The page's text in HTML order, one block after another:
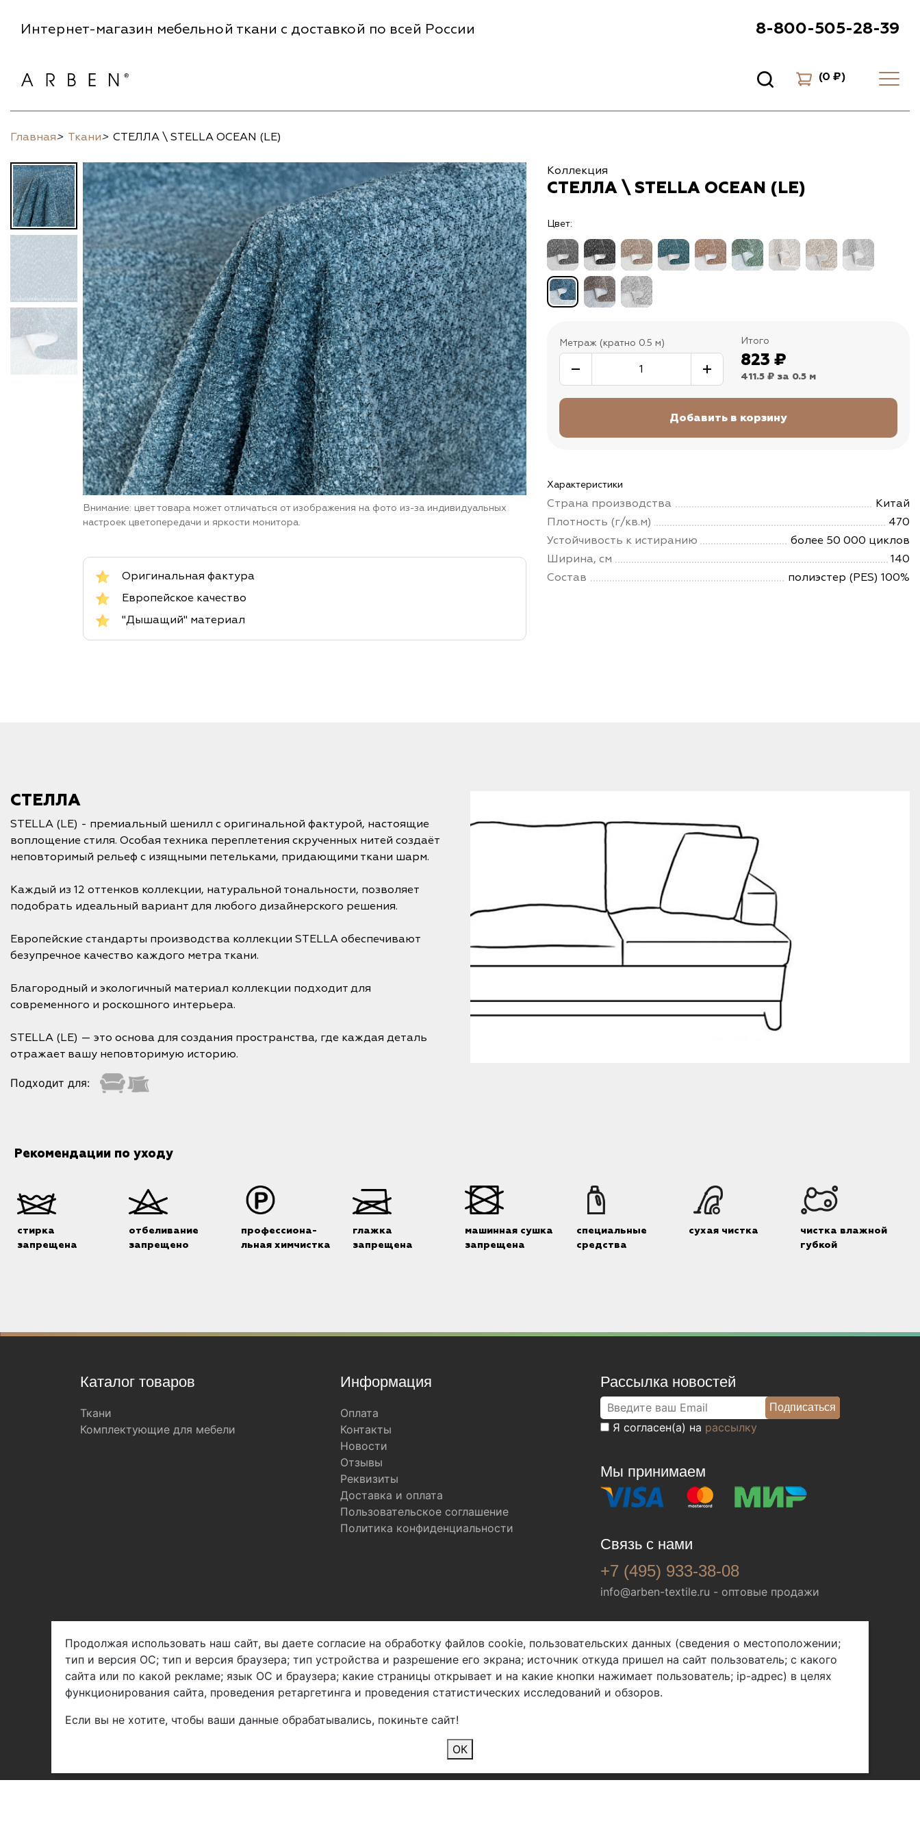
Интернет-магазин мебельной ткани с доставкой по всей России 8-800-505-28-39
(0 ₽)
Главная> Ткани> СТЕЛЛА \ STELLA OCEAN (LE)
Внимание: цвет товара может отличаться от изображения на фото из-за индивидуальных
настроек цветопередачи и яркости монитора.
Оригинальная фактура
Европейское качество
"Дышащий" материал
Коллекция
СТЕЛЛА \ STELLA OCEAN (LE)
Цвет:
Метраж (кратно 0.5 м) Итого
823 ₽
411.5 ₽ за 0.5 м
Характеристики
Страна производства
Китай
Плотность (г/кв.м)
470
Устойчивость к истиранию
более 50 000 циклов
Ширина, см
140
Состав
полиэстер (PES) 100%
СТЕЛЛА
STELLA (LE) - премиальный шенилл с оригинальной фактурой, настоящие
воплощение стиля. Особая техника переплетения скрученных нитей создаёт
неповторимый рельеф с изящными петельками, придающими ткани шарм.
Каждый из 12 оттенков коллекции, натуральной тональности, позволяет
подобрать идеальный вариант для любого дизайнерского решения.
Европейские стандарты производства коллекции STELLA обеспечивают
безупречное качество каждого метра ткани.
Благородный и экологичный материал коллекции подходит для
современного и роскошного интерьера.
STELLA (LE) — это основа для создания пространства, где каждая деталь
отражает вашу неповторимую историю.
Подходит для:
Рекомендации по уходу
стирка
запрещена
отбеливание
запрещено
профессиона-
льная химчистка
глажка
запрещена
машинная сушка
запрещена
специальные
средства
сухая чистка
чистка влажной
губкой
Каталог товаров
Ткани
Комплектующие для мебели
Информация
Оплата
Контакты
Новости
Отзывы
Реквизиты
Доставка и оплата
Пользовательское соглашение
Политика конфиденциальности
Рассылка новостей
Я согласен(а) на рассылку
Мы принимаем
Связь с нами
+7 (495) 933-38-08
info@arben-textile.ru - оптовые продажи
Арбен текстиль г. Щелково, пер.
1-й Советский д.25, владение 2.
Мы в соц. сетях
Продолжая использовать наш сайт, вы даете согласие на обработку файлов cookie, пользовательских данных (сведения о местоположении;
тип и версия ОС; тип и версия браузера; тип устройства и разрешение его экрана; источник откуда пришел на сайт пользователь; с какого
сайта или по какой рекламе; язык ОС и браузера; какие страницы открывает и на какие кнопки нажимает пользователь; ip-адрес) в целях
функционирования сайта, проведения ретаргетинга и проведения статистических исследований и обзоров.
Если вы не хотите, чтобы ваши данные обрабатывались, покиньте сайт!
ОК